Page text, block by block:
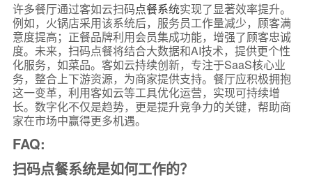
许多餐厅通过客如云扫码点餐系统实现了显著效率提升。
例如，火锅店采用该系统后，服务员工作量减少，顾客满
意度提高；正餐品牌利用会员集成功能，增强了顾客忠诚
度。未来，扫码点餐将结合大数据和AI技术，提供更个性
化服务，如菜品。客如云持续创新，专注于SaaS核心业
务，整合上下游资源，为商家提供支持。餐厅应积极拥抱
这一变革，利用客如云等工具优化运营，实现可持续增
长。数字化不仅是趋势，更是提升竞争力的关键，帮助商
家在市场中赢得更多机遇。
FAQ:
扫码点餐系统是如何工作的？